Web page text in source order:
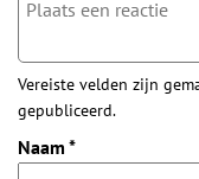
Vereiste velden zijn
gepubliceerd.
Naam *